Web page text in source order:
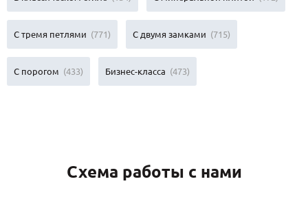
С тремя петлями (771) С двумя замками (715)
С порогом (433) Бизнес-класса (473)
Схема работы с нами